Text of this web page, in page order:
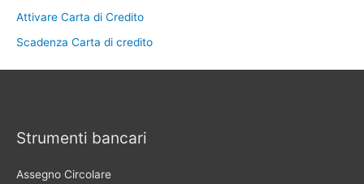
Attivare Carta di Credito
Scadenza Carta di credito
Strumenti bancari
Assegno Circolare